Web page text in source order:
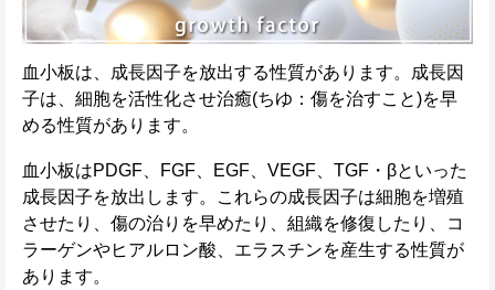
血小板は、成長因子を放出する性質があります。成長因
子は、細胞を活性化させ治癒(ちゆ：傷を治すこと)を早
める性質があります。
血小板はPDGF、FGF、EGF、VEGF、TGF・βといった
成長因子を放出します。これらの成長因子は細胞を増殖
させたり、傷の治りを早めたり、組織を修復したり、コ
ラーゲンやヒアルロン酸、エラスチンを産生する性質が
あります。